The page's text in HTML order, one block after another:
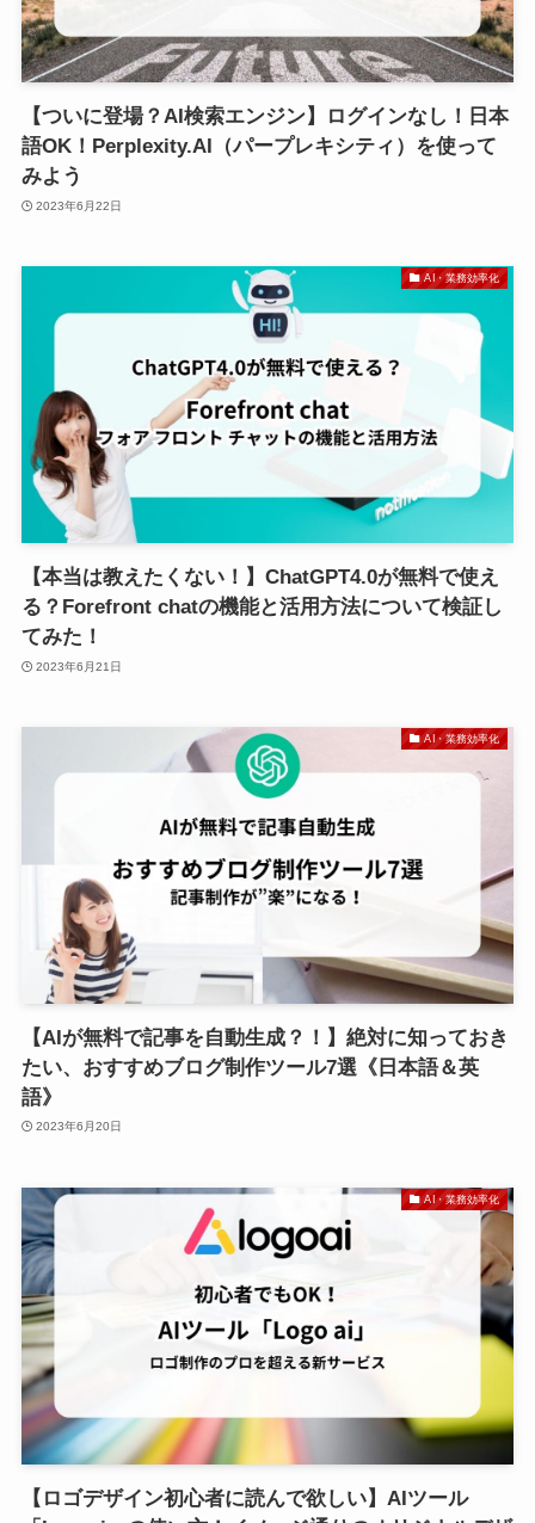
【ついに登場？AI検索エンジン】ログインなし！日本
語OK！Perplexity.AI（パープレキシティ）を使って
みよう
2023年6月22日
AI・業務効率化
【本当は教えたくない！】ChatGPT4.0が無料で使え
る？Forefront chatの機能と活用方法について検証し
てみた！
2023年6月21日
AI・業務効率化
【AIが無料で記事を自動生成？！】絶対に知っておき
たい、おすすめブログ制作ツール7選《日本語＆英
語》
2023年6月20日
AI・業務効率化
【ロゴデザイン初心者に読んで欲しい】AIツール